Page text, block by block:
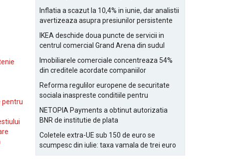
pentru
Inflatia a scazut la 10,4% in iunie, dar analistii
avertizeaza asupra presiunilor persistente
IKEA deschide doua puncte de servicii in
centrul comercial Grand Arena din sudul
Imobiliarele comerciale concentreaza 54%
din creditele acordate companiilor
Reforma regulilor europene de securitate
sociala inaspreste conditiile pentru
NETOPIA Payments a obtinut autorizatia
BNR de institutie de plata
Coletele extra-UE sub 150 de euro se
scumpesc din iulie: taxa vamala de trei euro
pe articol, adaugata la taxa logistica